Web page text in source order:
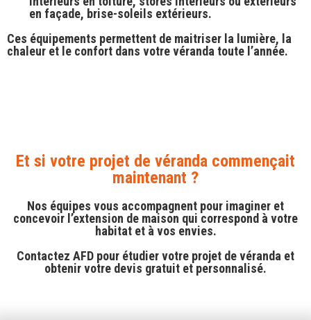
en façade, brise-soleils extérieurs.
Ces équipements permettent de maitriser la lumière, la
chaleur et le confort dans votre véranda toute l’année.
Et si votre projet de véranda commençait
maintenant ?
Nos équipes vous accompagnent pour imaginer et
concevoir l’extension de maison qui correspond à votre
habitat et à vos envies.
Contactez AFD pour étudier votre projet de véranda et
obtenir votre devis gratuit et personnalisé.